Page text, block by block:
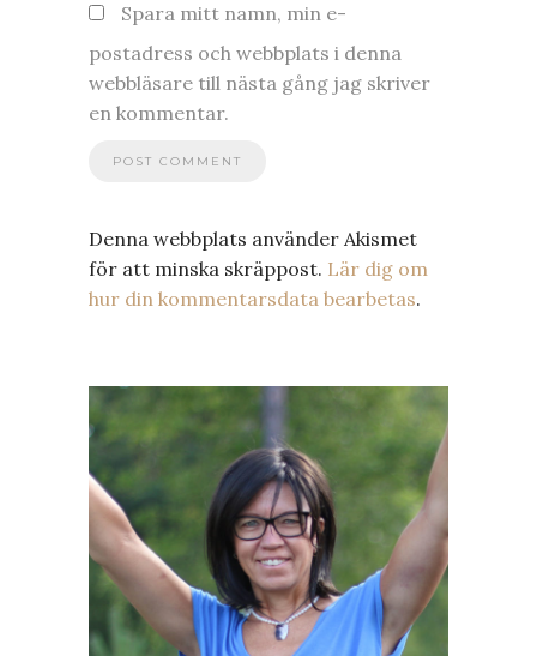
Spara mitt namn, min e-
postadress och webbplats i denna
webbläsare till nästa gång jag skriver
en kommentar.
Denna webbplats använder Akismet
för att minska skräppost. Lär dig om
hur din kommentarsdata bearbetas.